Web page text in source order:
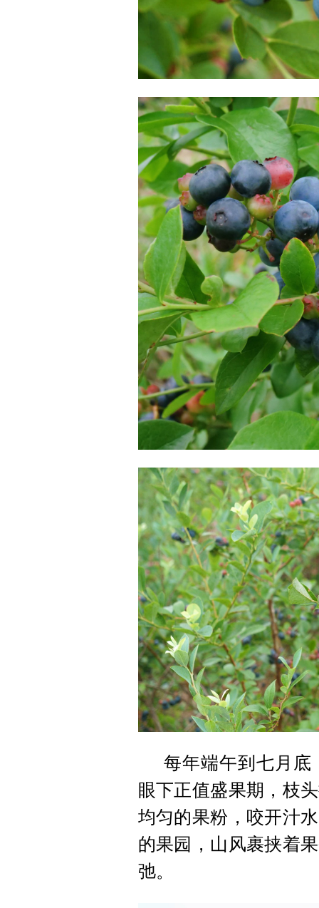
每年端午到七月底
眼下正值盛果期，枝
均匀的果粉，咬开汁
的果园，山风裹挟着
弛。